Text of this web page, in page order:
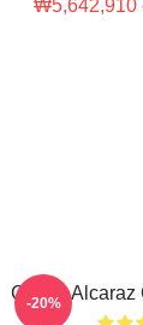
₩5,642,910
Carlos Alcaraz
-20%